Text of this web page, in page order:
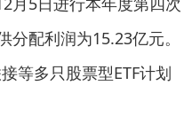
配利润为15.23亿元。
等多只股票型ETF计划